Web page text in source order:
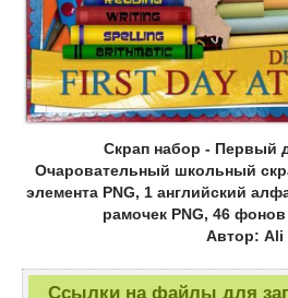
Скрап набор - Первый
Очаровательный школьный
элемента PNG, 1 английский
рамочек PNG, 46 фонов
Автор: Ali
Ссылки на файлы для